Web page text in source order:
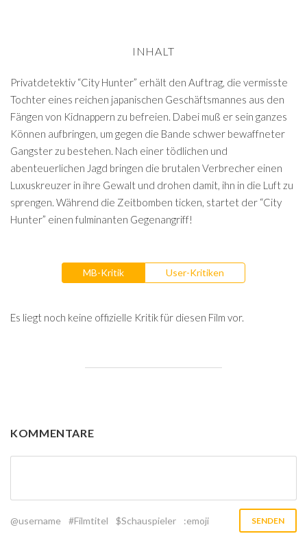
INHALT
Privatdetektiv “City Hunter” erhält den Auftrag, die vermisste
Tochter eines reichen japanischen Geschäftsmannes aus den
Fängen von Kidnappern zu befreien. Dabei muß er sein ganzes
Können aufbringen, um gegen die Bande schwer bewaffneter
Gangster zu bestehen. Nach einer tödlichen und
abenteuerlichen Jagd bringen die brutalen Verbrecher einen
Luxuskreuzer in ihre Gewalt und drohen damit, ihn in die Luft zu
sprengen. Während die Zeitbomben ticken, startet der “City
Hunter” einen fulminanten Gegenangriff!
MB-Kritik User-Kritiken
Es liegt noch keine offizielle Kritik für diesen Film vor.
KOMMENTARE
@username #Filmtitel $Schauspieler :emoji